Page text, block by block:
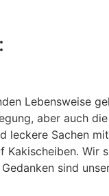
Lebens­wei­se
aber auch
lecke­re Sachen
Kaki­schei­ben. Wir
sind